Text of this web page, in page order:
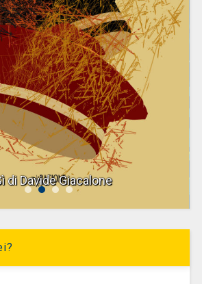
di Davide Giacalone